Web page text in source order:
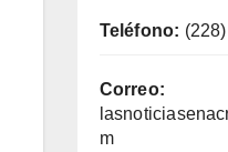
Teléfono:
Correo:
m